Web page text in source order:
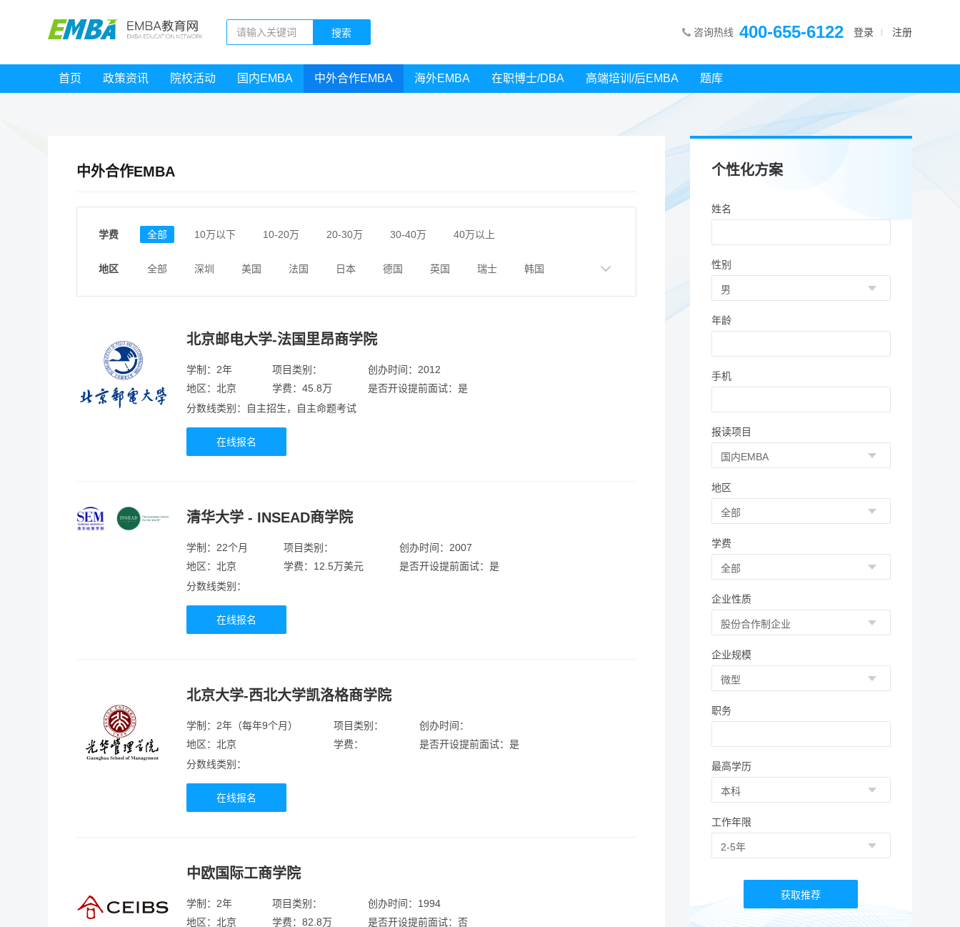
咨询热线 400-655-6122 登录 注册
首页 政策资讯 院校活动 国内EMBA 中外合作EMBA 海外EMBA 在职博士/DBA 高端培训/后EMBA 题库
中外合作EMBA
学费 全部 10万以下 10-20万 20-30万 30-40万 40万以上
地区 全部 深圳 美国 法国 日本 德国 英国 瑞士 韩国
安徽 甘肃 河南 大连
北京邮电大学-法国里昂商学院
学制：2年
地区：北京
项目类别：
学费：45.8万
创办时间：2012
是否开设提前面试：是
分数线类别：自主招生，自主命题考试
在线报名
清华大学 - INSEAD商学院
学制：22个月
地区：北京
项目类别：
学费：12.5万美元
创办时间：2007
是否开设提前面试：是
分数线类别：
在线报名
北京大学-西北大学凯洛格商学院
学制：2年（每年9个月）
地区：北京
项目类别：
学费：
创办时间：
是否开设提前面试：是
分数线类别：
在线报名
中欧国际工商学院
学制：2年
地区：北京
项目类别：
学费：82.8万
创办时间：1994
是否开设提前面试：否
个性化方案
姓名
性别
年龄
手机
报读项目
地区
学费
企业性质
企业规模
职务
最高学历
工作年限